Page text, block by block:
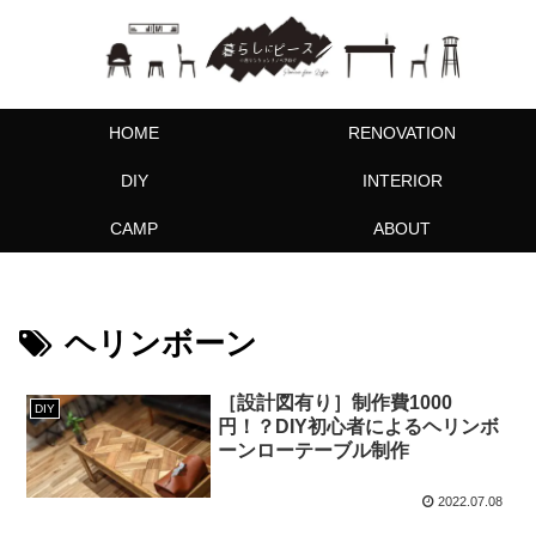
HOME RENOVATION
DIY INTERIOR
CAMP ABOUT
ヘリンボーン
DIY
［設計図有り］制作費1000
円！？DIY初心者によるヘリンボ
ーンローテーブル制作
2022.07.08